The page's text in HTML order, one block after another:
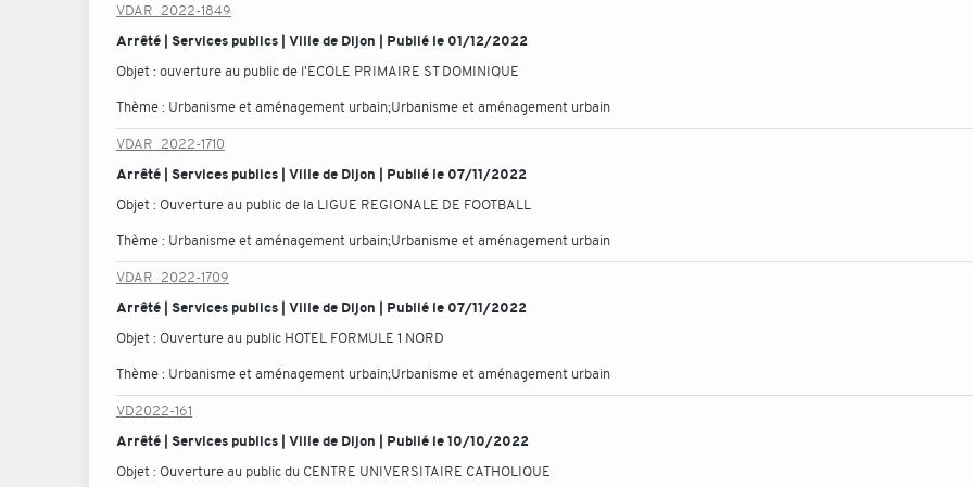
VDAR_2022-1849
Arrêté | Services publics | Ville de Dijon | Publié le 01/12/2022
Objet :ouverture au public de l'ECOLE PRIMAIRE ST DOMINIQUE
Thème : Urbanisme et aménagement urbain;Urbanisme et aménagement urbain
VDAR_2022-1710
Arrêté | Services publics | Ville de Dijon | Publié le 07/11/2022
Objet : Ouverture au public de la LIGUE REGIONALE DE FOOTBALL
Thème : Urbanisme et aménagement urbain;Urbanisme et aménagement urbain
VDAR_2022-1709
Arrêté | Services publics | Ville de Dijon | Publié le 07/11/2022
Objet : Ouverture au public HOTEL FORMULE 1 NORD
Thème : Urbanisme et aménagement urbain;Urbanisme et aménagement urbain
VD2022-161
Arrêté | Services publics | Ville de Dijon | Publié le 10/10/2022
Objet : Ouverture au public du CENTRE UNIVERSITAIRE CATHOLIQUE